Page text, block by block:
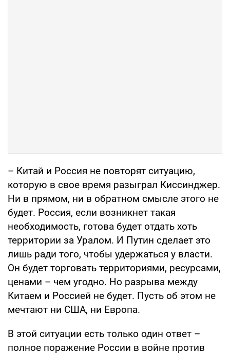
– Китай и Россия не повторят ситуацию,
которую в свое время разыграл Киссинджер.
Ни в прямом, ни в обратном смысле этого не
будет. Россия, если возникнет такая
необходимость, готова будет отдать хоть
территории за Уралом. И Путин сделает это
лишь ради того, чтобы удержаться у власти.
Он будет торговать территориями, ресурсами,
ценами – чем угодно. Но разрыва между
Китаем и Россией не будет. Пусть об этом не
мечтают ни США, ни Европа.
В этой ситуации есть только один ответ –
полное поражение России в войне против